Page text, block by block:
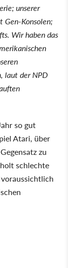
unserer
Gen-Konsolen;
Wir haben das
laut der NPD
so gut
Atari, über
zu
schlechte